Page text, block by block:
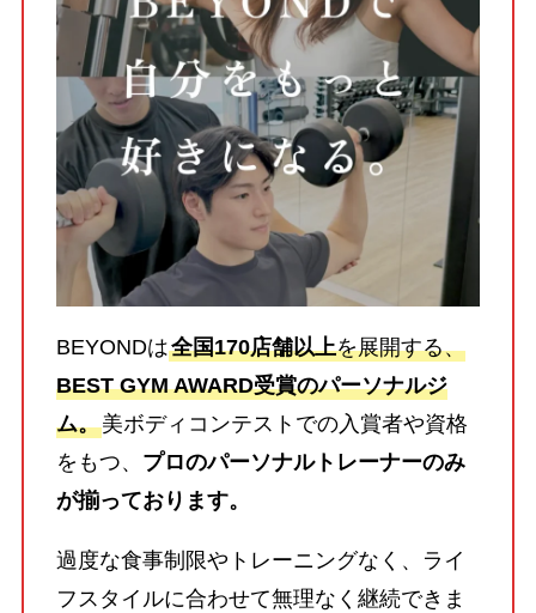
BEYONDは全国170店舗以上を展開する、
BEST GYM AWARD受賞のパーソナルジ
ム。美ボディコンテストでの入賞者や資格
をもつ、 プロのパーソナルトレーナーのみ
が揃っております。
過度な食事制限やトレーニングなく、ライ
フスタイルに合わせて無理なく継続できま